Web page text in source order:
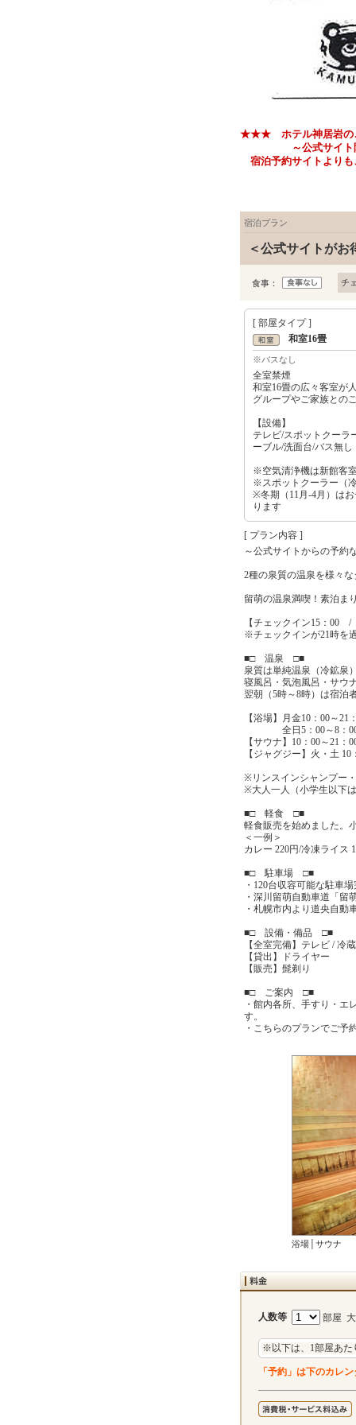
★★★ ホテル神居岩の
～公式サイト限定
宿泊予約サイトよりも
宿泊プラン
＜公式サイトが
食事： チ
[ 部屋タイプ ]
和室16畳
※バスなし
全室禁煙
和室16畳の広々客室が
グループやご家族との
【設備】
テレビ/スポットクーラ
ーブル/洗面台/バス無し
※空気清浄機は新館客
※スポットクーラー（
※冬期（11月-4月）は
ります
[ プラン内容 ]
～公式サイトからの予約
2種の泉質の温泉を様々
留萌の温泉満喫！素泊ま
【チェックイン15：00 /
※チェックインが21時を
■□ 温泉 □■
泉質は単純温泉（冷鉱泉
寝風呂・気泡風呂・サウ
翌朝（5時～8時）は宿泊
【浴場】月金10：00～21
全日5：00～8：
【サウナ】10：00～21：
【ジャグジー】火・土 10
※リンスインシャンプー
※大人一人（小学生以下
■□ 軽食 □■
軽食販売を始めました。
＜一例＞
カレー 220円/冷凍ライス
■□ 駐車場 □■
・120台収容可能な駐車
・深川留萌自動車道「留
・札幌市内より道央自動
■□ 設備・備品 □■
【全室完備】テレビ / 冷
【貸出】ドライヤー
【販売】髭剃り
■□ ご案内 □■
・館内各所、手すり・エ
す。
・こちらのプランでご予
浴場│サウナ
人数等 部屋 大
※以下は、1部屋あた
「予約」は下のカレ